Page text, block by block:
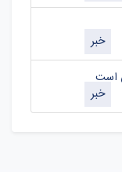
خبر
است
خبر